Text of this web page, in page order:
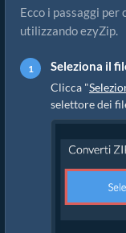
Ecco i passaggi
utilizzando ezyZip.
Seleziona il
Clicca "
selettore dei